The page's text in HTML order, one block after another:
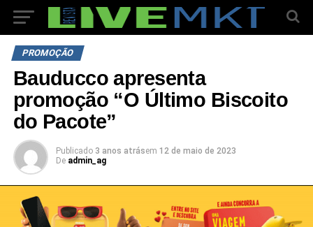
PROMOÇÃO
Bauducco apresenta
promoção “O Último Biscoito
do Pacote”
Publicado 3 anos atrásem 12 de maio de 2023
De admin_ag